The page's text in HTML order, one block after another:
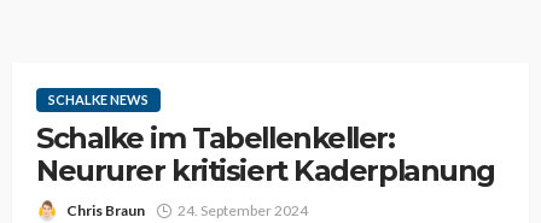
SCHALKE NEWS
Schalke im Tabellenkeller:
Neururer kritisiert Kaderplanung
Chris Braun 24. September 2024